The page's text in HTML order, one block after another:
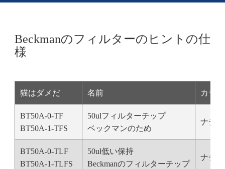
Beckmanのフィルターのヒントの仕
様
猫はダメだ 名前 カラー
BT50A-0-TF
BT50A-1-TFS
50ulフィルターチップ
ベックマンのため
ナチ
BT50A-0-TLF
BT50A-1-TLFS
50ul低い保持
Beckmanのフィルターチップ
ナチ